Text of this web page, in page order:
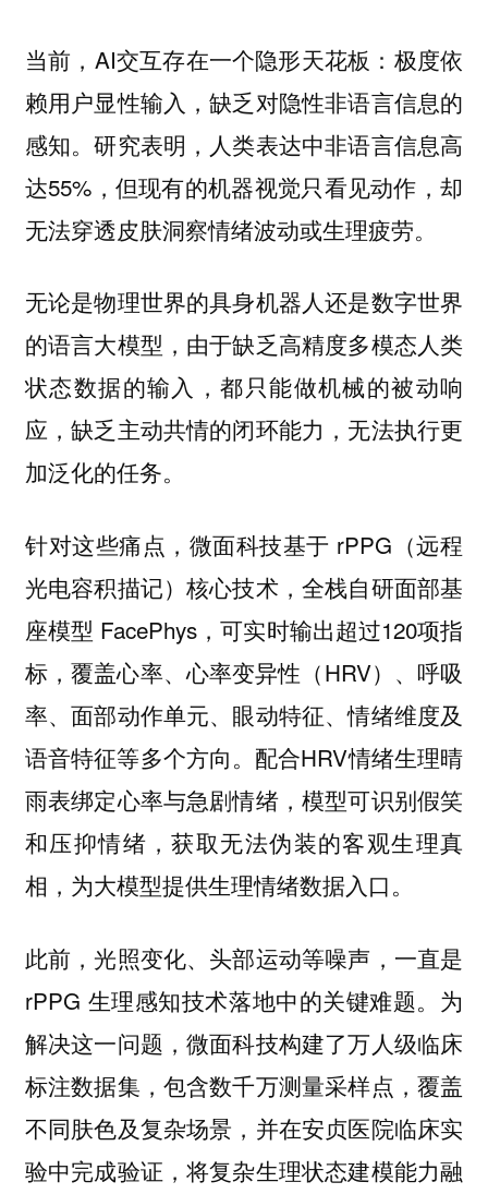
当前，AI交互存在一个隐形天花板：极度依
赖用户显性输入，缺乏对隐性非语言信息的
感知。研究表明，人类表达中非语言信息高
达55%，但现有的机器视觉只看见动作，却
无法穿透皮肤洞察情绪波动或生理疲劳。
无论是物理世界的具身机器人还是数字世界
的语言大模型，由于缺乏高精度多模态人类
状态数据的输入，都只能做机械的被动响
应，缺乏主动共情的闭环能力，无法执行更
加泛化的任务。
针对这些痛点，微面科技基于 rPPG（远程
光电容积描记）核心技术，全栈自研面部基
座模型 FacePhys，可实时输出超过120项指
标，覆盖心率、心率变异性（HRV）、呼吸
率、面部动作单元、眼动特征、情绪维度及
语音特征等多个方向。配合HRV情绪生理晴
雨表绑定心率与急剧情绪，模型可识别假笑
和压抑情绪，获取无法伪装的客观生理真
相，为大模型提供生理情绪数据入口。
此前，光照变化、头部运动等噪声，一直是
rPPG 生理感知技术落地中的关键难题。为
解决这一问题，微面科技构建了万人级临床
标注数据集，包含数千万测量采样点，覆盖
不同肤色及复杂场景，并在安贞医院临床实
验中完成验证，将复杂生理状态建模能力融